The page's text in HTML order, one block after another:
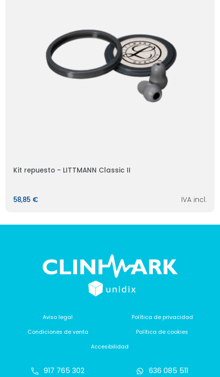
Kit repuesto - LITTMANN Classic II
58,85 € IVA incl.
Aviso legal
Política de privacidad
Condiciones de venta
Política de cookies
Accesibilidad
917 765 302 636 085 511